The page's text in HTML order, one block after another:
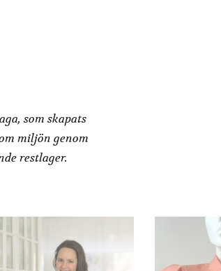
som skapats
miljön genom
restlager.